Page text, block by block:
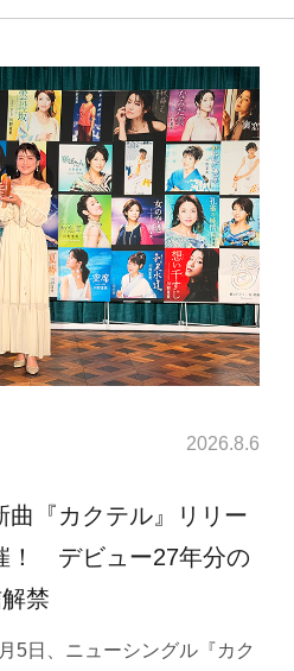
2026.8.6
曲『カクテル』リリー
！ デビュー27年分の
禁
5日、ニューシングル『カク